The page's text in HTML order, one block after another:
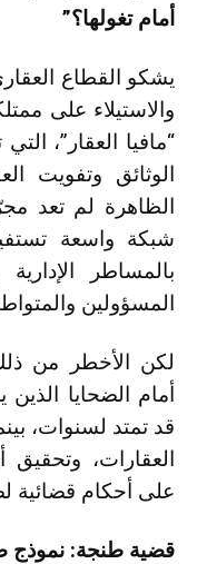
أمام تغولها؟”
يشكو القطاع
والاستيلاء على
“مافيا العقار”،
الوثائق وتفويت
الظاهرة لم تعد
شبكة واسعة
بالمساطر
المسؤولين
لكن الأخطر من
أمام الضحايا
قد تمتد لسنوات،
العقارات، وتحقيق
على أحكام قضائية
قضية طنجة: نموذج